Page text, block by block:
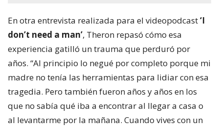
En otra entrevista realizada para el videopodcast‘I
don’t need a man’, Theron repasó cómo esa
experiencia gatilló un trauma que perduró por
años. “Al principio lo negué por completo porque mi
madre no tenía las herramientas para lidiar con esa
tragedia. Pero también fueron años y años en los
que no sabía qué iba a encontrar al llegar a casa o
al levantarme por la mañana. Cuando vives con un